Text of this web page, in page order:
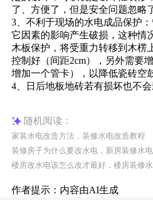
了、方便了，但是安全问题忽略
3、不利于现场的水电成品保护
它因素的影响产生破损，这种情
木板保护，将受重力转移到木楞
控制好（间距2cm），另外需要
增加一个管卡），以降低瓷砖空
4、日后地板地砖若有损坏也不会
随机阅读：
家装水电改造方法，装修水电改造教程
装修房子为什么要改水电，新房装修水
楼房改水电该怎么改才最好，楼房装修
作者提示：内容由AI生成